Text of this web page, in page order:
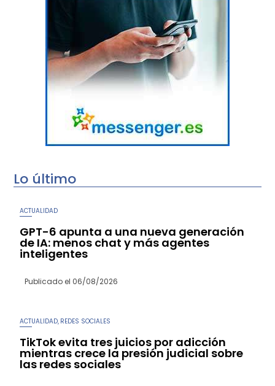
Lo último
ACTUALIDAD
GPT-6 apunta a una nueva generación
de IA: menos chat y más agentes
inteligentes
Publicado el 06/08/2026
ACTUALIDAD REDES SOCIALES
TikTok evita tres juicios por adicción
mientras crece la presión judicial sobre
las redes sociales